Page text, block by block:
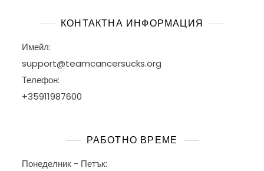
КОНТАКТНА ИНФОРМАЦИЯ
Имейл:
support@teamcancersucks.org
Телефон:
+35911987600
РАБОТНО ВРЕМЕ
Понеделник - Петък: